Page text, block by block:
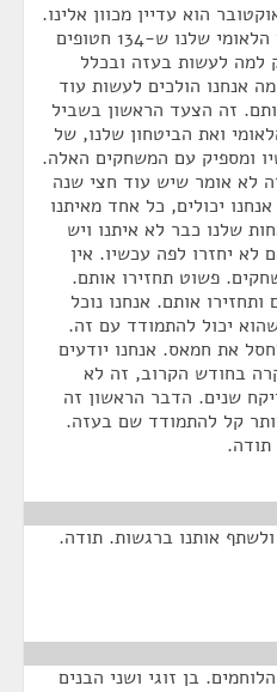
הזה שכוון אלינו ב-7 באוקטובר הוא עדיין מכוון אלינו.
עברה חצי שנה. איפה הביטחון הלאומי שלנו ש-134 חטופים
למה לעשות בעזה ובכלל
אנחנו הולכים לעשות עוד
זה הצעד הראשון בשביל
ואת הביטחון שלנו, של
ומספיק עם המשחקים האלה.
לא אומר שיש עוד חצי שנה
יכולים, כל אחד מאיתנו
שלנו כבר לא איתנו ויש
יחזרו לפה עכשיו. אין
פשוט תחזירו אותם.
אותם. אנחנו נוכל
יכול להתמודד עם זה.
את חמאס. אנחנו יודעים
בחודש הקרוב, זה לא
שנים. הדבר הראשון זה
קל להתמודד שם בעזה.
תודה.
אותנו ברגשות. תודה.
בן זוגי ושני הבנים